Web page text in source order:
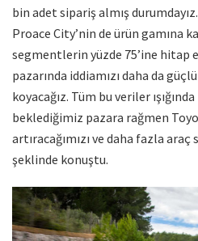
bin adet sipariş almış
Proace City’nin de ürün gamına
segmentlerin yüzde 75’ine hitap
pazarında iddiamızı daha da
koyacağız. Tüm bu veriler
beklediğimiz pazara rağmen
artıracağımızı ve daha fazla
şeklinde konuştu.